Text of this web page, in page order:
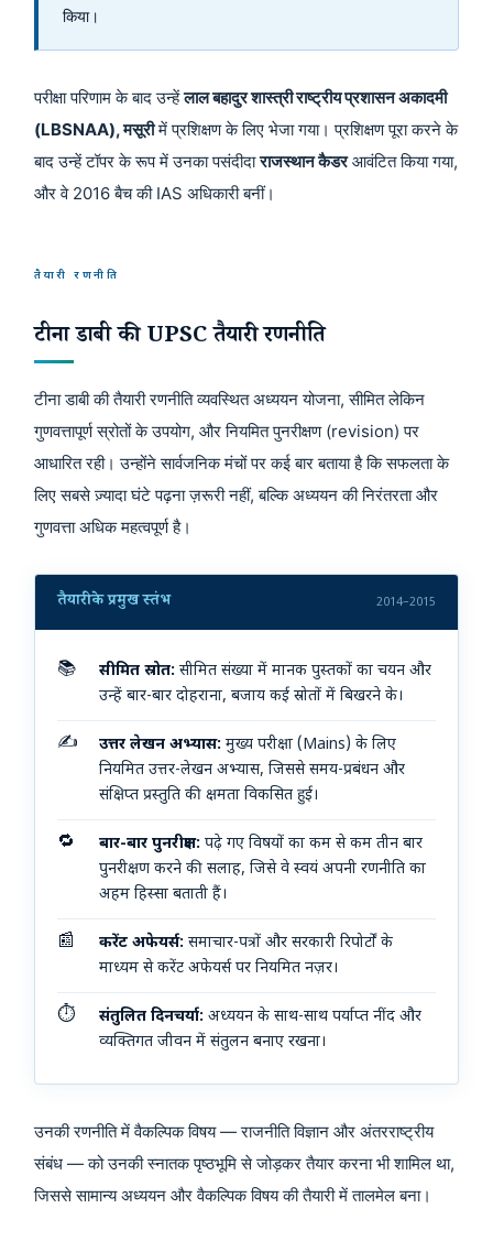
किया।
परीक्षा परिणाम के बाद उन्हेंलाल बहादुर शास्त्री राष्ट्रीय प्रशासन अकादमी
(LBSNAA), मसूरीमें प्रशिक्षण के लिए भेजा गया। प्रशिक्षण पूरा करने के
बाद उन्हें टॉपर के रूप में उनका पसंदीदाराजस्थान कैडरआवंटित किया गया,
और वे 2016 बैच की IAS अधिकारी बनीं।
तैयारी रणनीति
टीना डाबी की UPSC तैयारी रणनीति
टीना डाबी की तैयारी रणनीति व्यवस्थित अध्ययन योजना, सीमित लेकिन
गुणवत्तापूर्ण स्रोतों के उपयोग, और नियमित पुनरीक्षण (revision) पर
आधारित रही। उन्होंने सार्वजनिक मंचों पर कई बार बताया है कि सफलता के
लिए सबसे ज़्यादा घंटे पढ़ना ज़रूरी नहीं, बल्कि अध्ययन की निरंतरता और
गुणवत्ता अधिक महत्वपूर्ण है।
तैयारी के प्रमुख स्तंभ 2014–2015
📚 सीमित स्रोत: सीमित संख्या में मानक पुस्तकों का चयन और
उन्हें बार-बार दोहराना, बजाय कई स्रोतों में बिखरने के।
✍️ उत्तर लेखन अभ्यास: मुख्य परीक्षा (Mains) के लिए
नियमित उत्तर-लेखन अभ्यास, जिससे समय-प्रबंधन और
संक्षिप्त प्रस्तुति की क्षमता विकसित हुई।
🔁 बार-बार पुनरीक्षण: पढ़े गए विषयों का कम से कम तीन बार
पुनरीक्षण करने की सलाह, जिसे वे स्वयं अपनी रणनीति का
अहम हिस्सा बताती हैं।
📰 करेंट अफेयर्स: समाचार-पत्रों और सरकारी रिपोर्टों के
माध्यम से करेंट अफेयर्स पर नियमित नज़र।
⏱️ संतुलित दिनचर्या: अध्ययन के साथ-साथ पर्याप्त नींद और
व्यक्तिगत जीवन में संतुलन बनाए रखना।
उनकी रणनीति में वैकल्पिक विषय — राजनीति विज्ञान और अंतरराष्ट्रीय
संबंध — को उनकी स्नातक पृष्ठभूमि से जोड़कर तैयार करना भी शामिल था,
जिससे सामान्य अध्ययन और वैकल्पिक विषय की तैयारी में तालमेल बना।